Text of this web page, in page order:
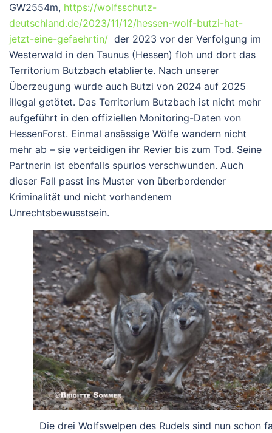
GW2554m, https://wolfsschutz-
deutschland.de/2023/11/12/hessen-wolf-butzi-hat-
jetzt-eine-gefaehrtin/ der 2023 vor der Verfolgung im
Westerwald in den Taunus (Hessen) floh und dort das
Territorium Butzbach etablierte. Nach unserer
Überzeugung wurde auch Butzi von 2024 auf 2025
illegal getötet. Das Territorium Butzbach ist nicht mehr
aufgeführt in den offiziellen Monitoring-Daten von
HessenForst. Einmal ansässige Wölfe wandern nicht
mehr ab – sie verteidigen ihr Revier bis zum Tod. Seine
Partnerin ist ebenfalls spurlos verschwunden. Auch
dieser Fall passt ins Muster von überbordender
Kriminalität und nicht vorhandenem
Unrechtsbewusstsein.
Die drei Wolfswelpen des Rudels sind nun schon